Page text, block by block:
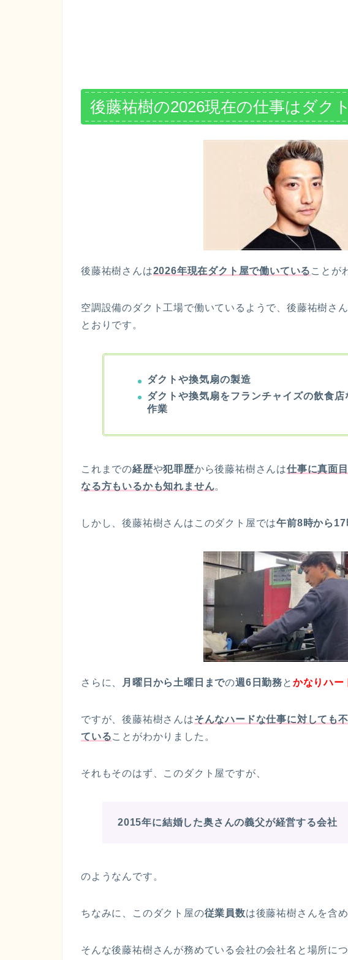
後藤祐樹の2026現在の仕事はダク
後藤祐樹さんは2026年現在ダクト屋で働いている ことが
空調設備のダクト工場で働いているようで、後藤祐樹さ
とおりです。
ダクトや換気扇の製造
ダクトや換気扇をフランチャイズの飲食
作業
これまでの経歴や犯罪歴から後藤祐樹さんは仕事に真面
なる方もいるかも知れません。
しかし、後藤祐樹さんはこのダクト屋では午前8時から17
さらに、 月曜日から土曜日までの週6日勤務と かなりハー
ですが、後藤祐樹さんはそんなハードな仕事に対しても
ていることがわかりました。
それもそのはず、このダクト屋ですが、
2015年に結婚した奥さんの義父が経営する会社
のようなんです。
ちなみに、このダクト屋の従業員数は後藤祐樹さんを含め
そんな後藤祐樹さんが務めている会社の会社名と場所に